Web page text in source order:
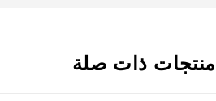
ذات صلة